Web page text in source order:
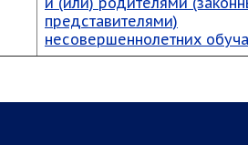
представителями)
несовершеннолетних